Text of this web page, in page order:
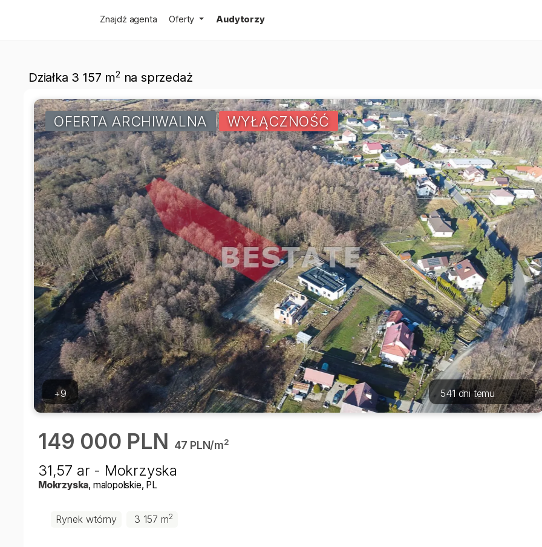
Znajdź agenta Oferty Audytorzy
Działka 3 157 m2 na sprzedaż
OFERTA ARCHIWALNA WYŁĄCZNOŚĆ
+9 541 dni temu
149 000 PLN 47 PLN/m2
31,57 ar - Mokrzyska
Mokrzyska, malopolskie, PL
Rynek wtórny 3 157 m2